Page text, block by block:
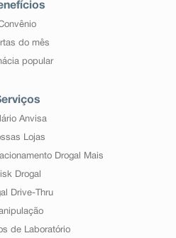
do mês
popular
Anvisa
Lojas
Drogal Mais
Drogal
Drive-Thru
de Laboratório